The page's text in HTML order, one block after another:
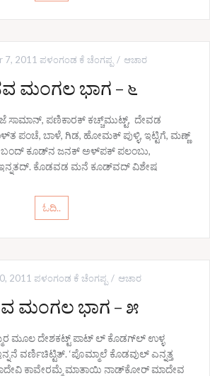
7, 2011 ಪಳಂಗಂಡ ಕೆ ಚೆಂಗಪ್ಪ ಆಚಾರ
ಮಂಗಲ ಭಾಗ – ೬
ಸಾಮಾನ್, ಪಣಿಕಾರಕ್ ಕಚ್ಚ್‌ಮುಟ್ಟ್, ದೇವಡ
ಪಂಚೆ, ಬಾಳೆ, ಗಿಡ, ಹೋಮಕ್ ಪುಳ್ಳಿ, ಇಟ್ಟಿಗೆ, ಮಣ್ಣ್
ಬಂದ್ ಕೂಡ್‌ನ ಜನಕ್ ಅಳ್‌ಪಕ್ ಪಲಂಬು,
ಕೊಡವಡ ಮನೆ ಕೂಡ್‌ವದ್ ವಿಶೇಷ
ಓದಿ..
2011 ಪಳಂಗಂಡ ಕೆ ಚೆಂಗಪ್ಪ ಆಚಾರ
ಮಂಗಲ ಭಾಗ – ೫
ಮೂಲ ದೇಶಕಟ್ಟ್ ಪಾಟ್ ಲ್ ಕೊಡಗ್‌ಲ್ ಉಳ್ಳ
ವರ್ಣಿಚಿಟ್ಟಿತ್. ‘ಪೊಮ್ಮಾಲೆ ಕೊಡವುಲ್ ಎನ್ನತ್ತ
ಕಾವೇರಮ್ಮೆ ಮಾತಾಯಿ ನಾಡ್‌ಕೋರ್ ಮಾದೇವ